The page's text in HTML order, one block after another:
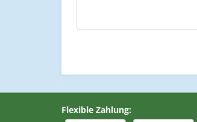
Flexible Zahlung: